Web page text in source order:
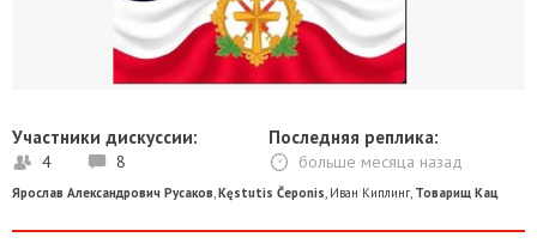
Участники дискуссии:
4 8
Последняя реплика:
больше месяца назад
Ярослав Александрович Русаков Kęstutis Čeponis Иван Киплинг, Товарищ Кац